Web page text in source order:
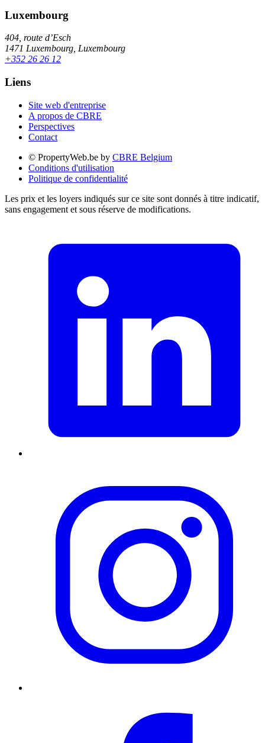
Luxembourg
404, route d’Esch
1471 Luxembourg, Luxembourg
+352 26 26 12
Liens
Site web d'entreprise
A propos de CBRE
Perspectives
Contact
© PropertyWeb.be by CBRE Belgium
Conditions d'utilisation
Politique de confidentialité
Les prix et les loyers indiqués sur ce site sont donnés à titre indicatif,
sans engagement et sous réserve de modifications.